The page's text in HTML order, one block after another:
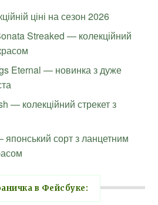
ціні на сезон 2026
Streaked — колекційний
Eternal — новинка з дуже
— колекційний стрекет з
сорт з ланцетним
в Фейсбуке: